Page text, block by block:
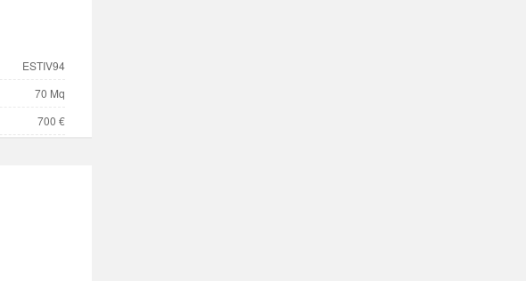
ESTIV94
70 Mq
700 €